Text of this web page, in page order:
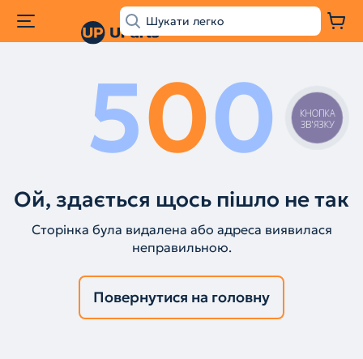
500
Ой, здається щось пішло не так
Сторінка була видалена або адреса виявилася
неправильною.
Повернутися на головну
КНОПКА
ЗВ'ЯЗКУ